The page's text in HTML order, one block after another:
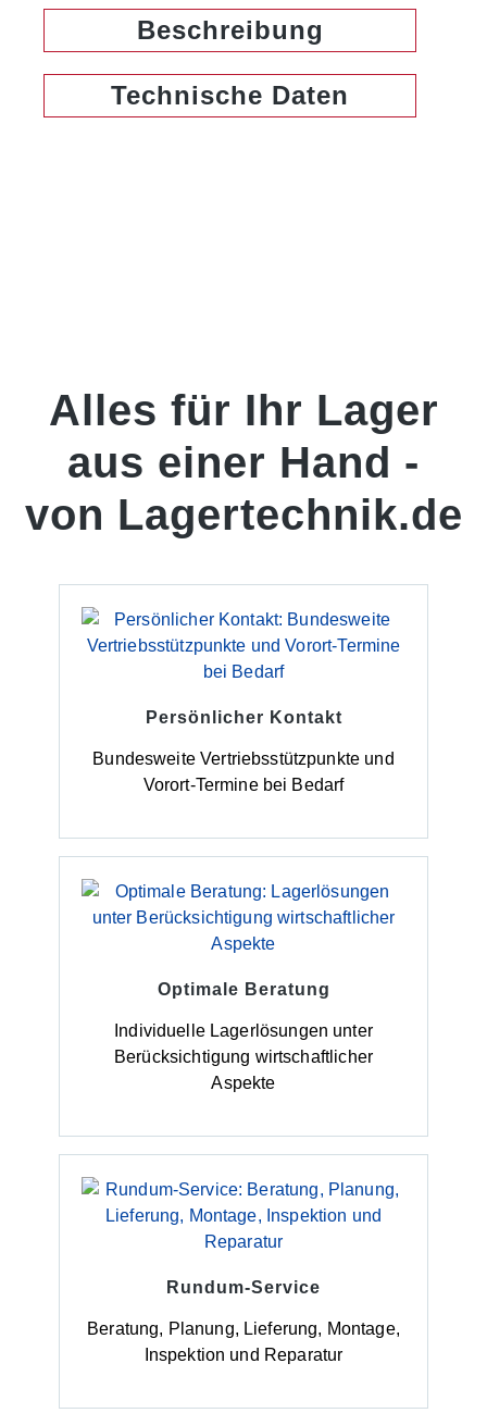
Beschreibung
Technische Daten
Alles für Ihr Lager
aus einer Hand -
von Lagertechnik.de
Persönlicher Kontakt
Bundesweite Vertriebsstützpunkte und
Vorort-Termine bei Bedarf
Optimale Beratung
Individuelle Lagerlösungen unter
Berücksichtigung wirtschaftlicher
Aspekte
Rundum-Service
Beratung, Planung, Lieferung, Montage,
Inspektion und Reparatur